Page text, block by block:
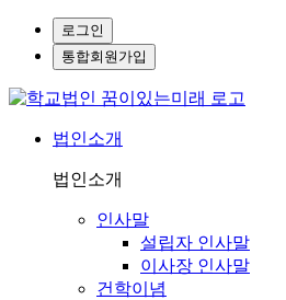
로그인
통합회원가입
법인소개
법인소개
인사말
설립자 인사말
이사장 인사말
건학이념